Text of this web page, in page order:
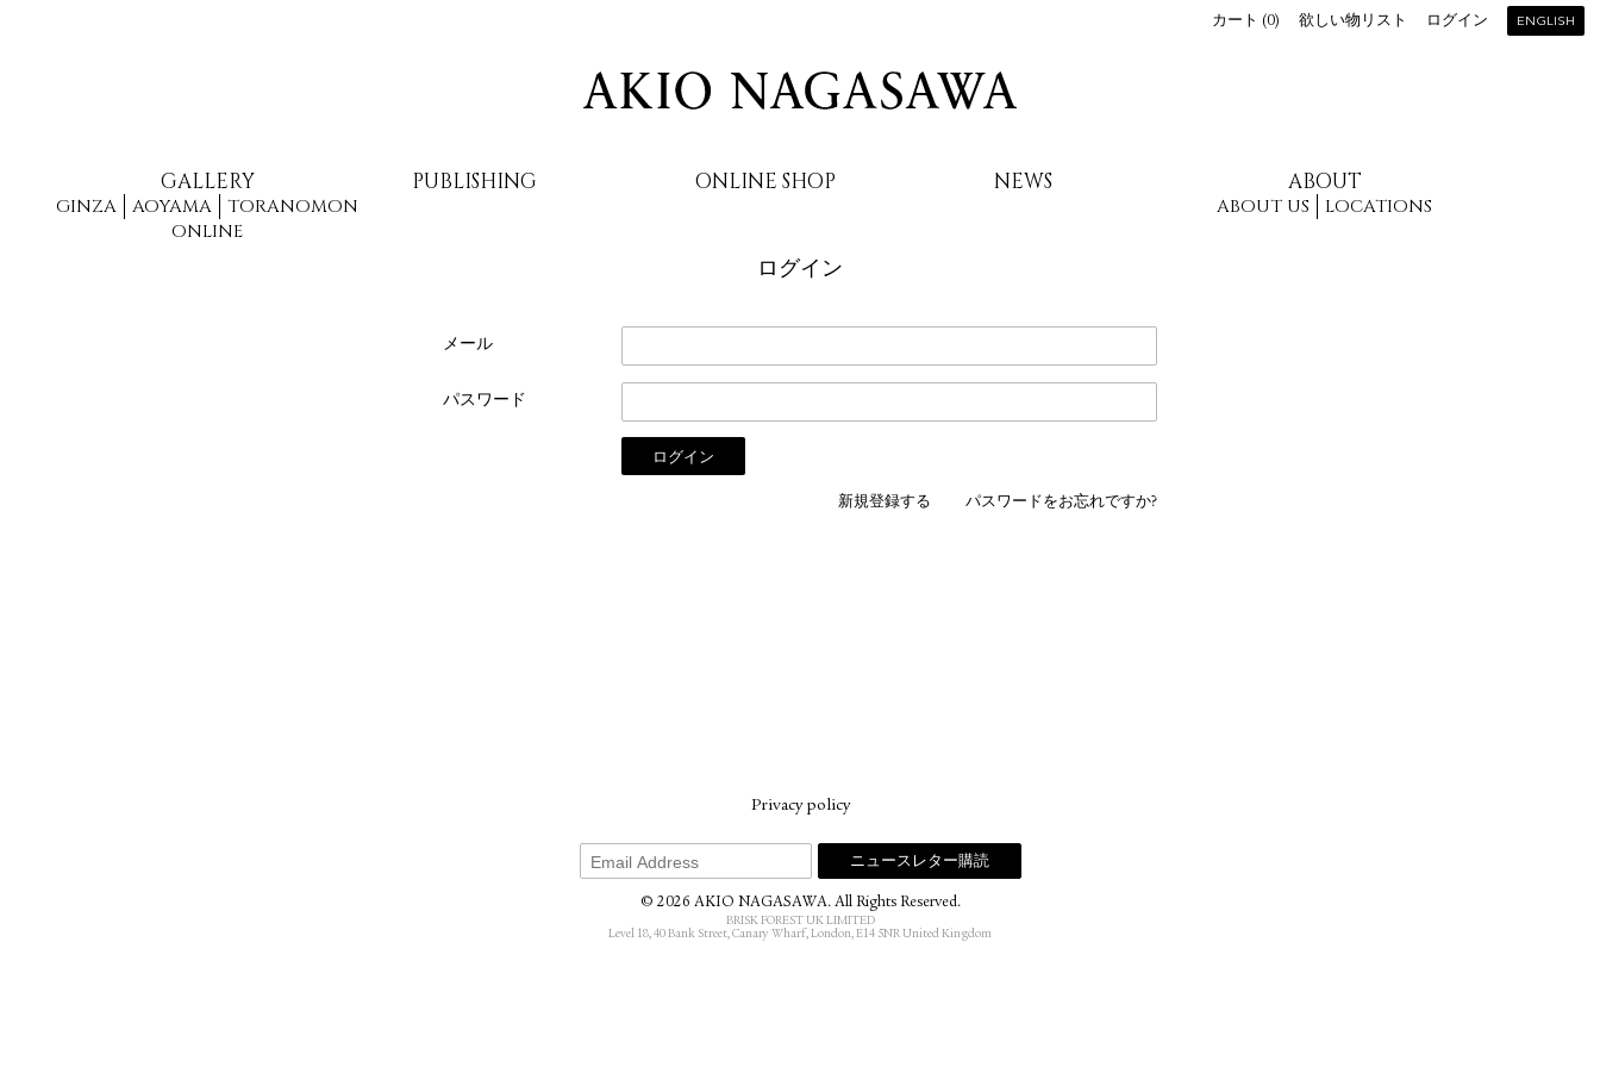
GALLERY
GINZA AOYAMA
TORANOMON
ONLINE
PUBLISHING ONLINE SHOP NEWS ABOUT
ABOUT US LOCATIONS
カート (0) 欲しい物リスト ログイン ENGLISH
ログイン
メール
パスワード
新規登録する パスワードをお忘れですか?
Privacy policy
© 2026 AKIO NAGASAWA. All Rights Reserved.
BRISK FOREST UK LIMITED
Level 18, 40 Bank Street, Canary Wharf, London, E14 5NR United Kingdom